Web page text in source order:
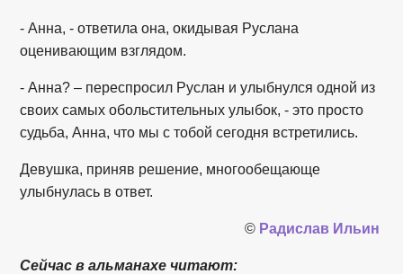
- Анна, - ответила она, окидывая Руслана
оценивающим взглядом.
- Анна? – переспросил Руслан и улыбнулся одной из
своих самых обольстительных улыбок, - это просто
судьба, Анна, что мы с тобой сегодня встретились.
Девушка, приняв решение, многообещающе
улыбнулась в ответ.
© Радислав Ильин
Сейчас в альманахе читают: